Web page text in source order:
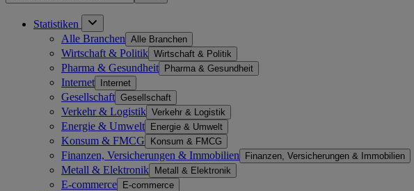
Statistiken
Alle Branchen Alle Branchen
Wirtschaft & Politik Wirtschaft & Politik
Pharma & Gesundheit Pharma & Gesundheit
Internet Internet
Gesellschaft Gesellschaft
Verkehr & Logistik Verkehr & Logistik
Energie & Umwelt Energie & Umwelt
Konsum & FMCG Konsum & FMCG
Finanzen, Versicherungen & Immobilien Finanzen, Versicherungen & Immobilien
Metall & Elektronik Metall & Elektronik
E-commerce E-commerce